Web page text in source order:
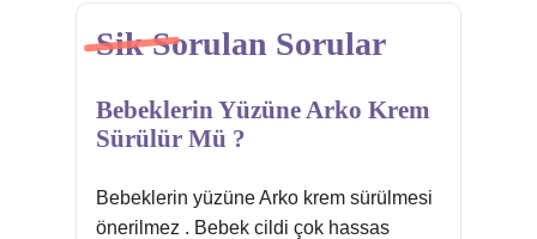
Sik Sorulan Sorular
Bebeklerin Yüzüne Arko Krem
Sürülür Mü ?
Bebeklerin yüzüne Arko krem sürülmesi
önerilmez . Bebek cildi çok hassas